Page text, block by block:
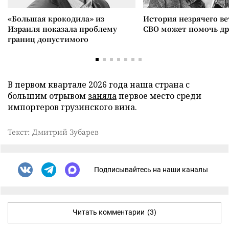
«Большая крокодила» из
Израиля показала проблему
границ допустимого
История незрячего
СВО может помочь
В первом квартале 2026 года наша страна с
большим отрывом занялапервое место среди
импортеров грузинского вина.
Текст: Дмитрий Зубарев
Подписывайтесь на наши каналы
Читать комментарии (3)